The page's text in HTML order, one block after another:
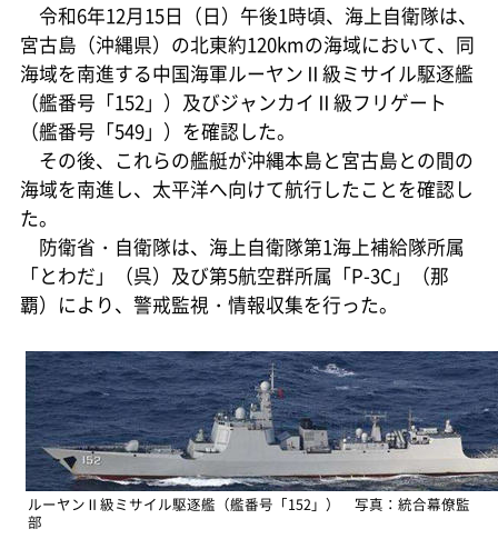
令和6年12月15日（日）午後1時頃、海上自衛隊は、
宮古島（沖縄県）の北東約120kmの海域において、同
海域を南進する中国海軍ルーヤンⅡ級ミサイル駆逐艦
（艦番号「152」）及びジャンカイⅡ級フリゲート
（艦番号「549」）を確認した。
その後、これらの艦艇が沖縄本島と宮古島との間の
海域を南進し、太平洋へ向けて航行したことを確認し
た。
防衛省・自衛隊は、海上自衛隊第1海上補給隊所属
「とわだ」（呉）及び第5航空群所属「P-3C」（那
覇）により、警戒監視・情報収集を行った。
ルーヤンⅡ級ミサイル駆逐艦（艦番号「152」） 写真：統合幕僚監
部